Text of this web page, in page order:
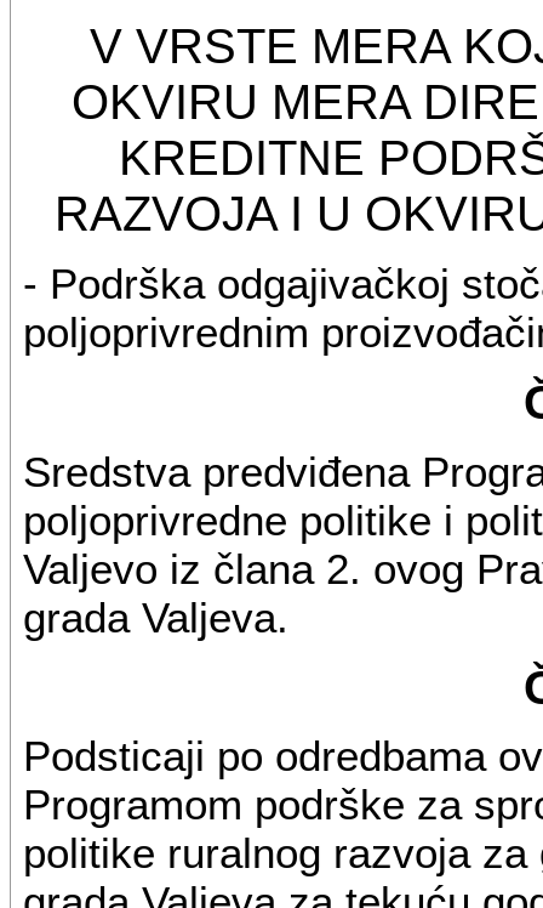
V VRSTE MERA
OKVIRU MERA
KREDITNE
RAZVOJA I U
- Podrška odgajivačkoj
poljoprivrednim
Sredstva predviđena
poljoprivredne politike i
Valjevo iz člana 2. ovog
grada Valjeva.
Podsticaji po odredbama
Programom podrške za
politike ruralnog razvoja